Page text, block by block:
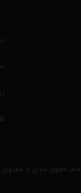
حقوق مادی و معنوی